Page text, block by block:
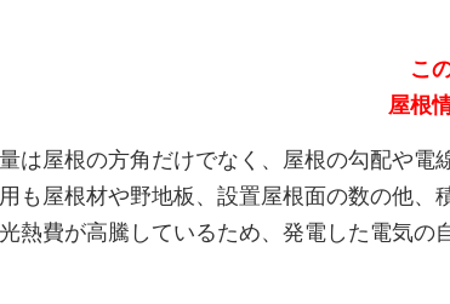
こ
屋根
は屋根の方角だけでなく、屋根の勾配や電
も屋根材や野地板、設置屋根面の数の他、
熱費が高騰しているため、発電した電気